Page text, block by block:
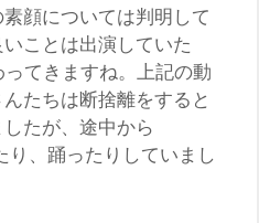
顔については判明して
ことは出演していた
てきますね。上記の動
たちは断捨離をすると
たが、途中から
り、踊ったりしていまし